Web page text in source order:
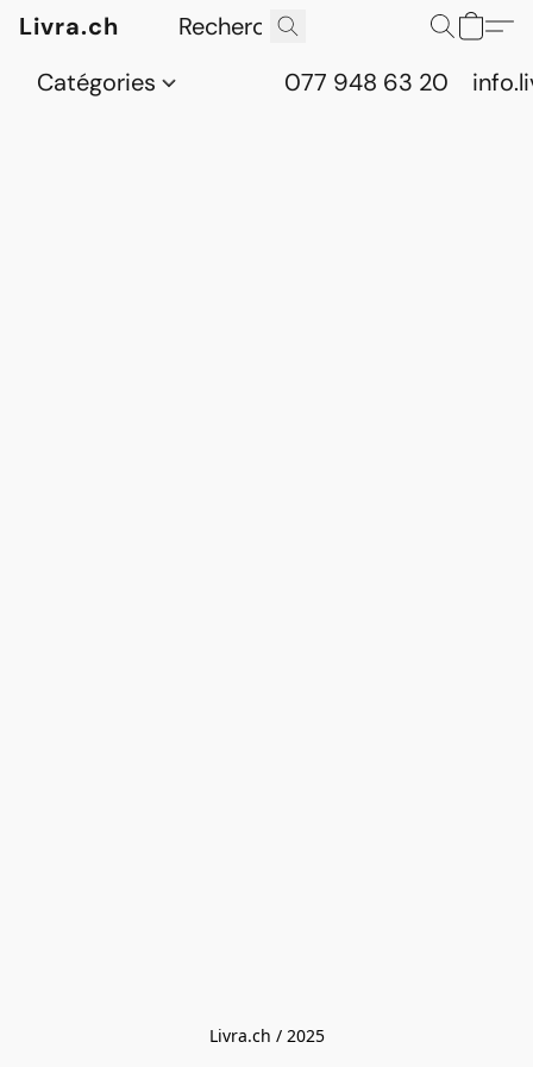
Livra.ch
Catégories
077 948 63 20
Livra.ch / 2025